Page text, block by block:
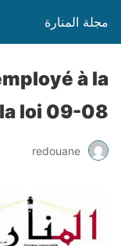
مجلة المنارة
à la
loi 09-08
redouane